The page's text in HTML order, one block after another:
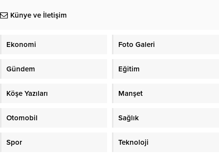
Künye ve İletişim
Ekonomi Foto Galeri
Gündem Eğitim
Köşe Yazıları Manşet
Otomobil Sağlık
Spor Teknoloji